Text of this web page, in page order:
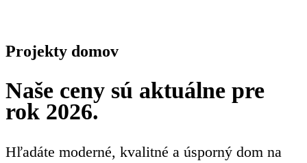
Projekty domov
Naše ceny sú aktuálne pre
rok 2026.
Hľadáte moderné, kvalitné a úsporný dom na